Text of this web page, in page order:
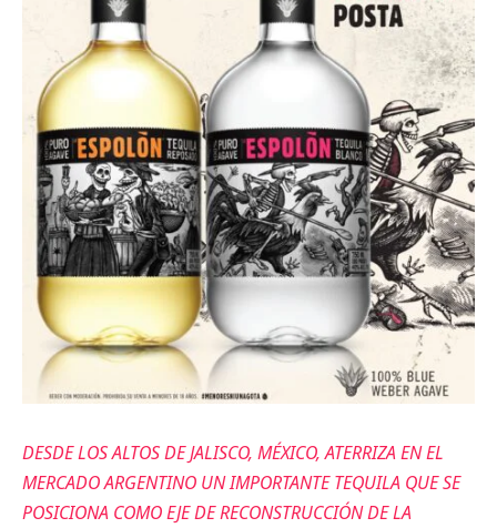
DESDE LOS ALTOS DE JALISCO, MÉXICO, ATERRIZA EN EL
MERCADOARGENTINO UN IMPORTANTE TEQUILA QUE SE
POSICIONA COMO EJE DE RECONSTRUCCIÓN DE LA